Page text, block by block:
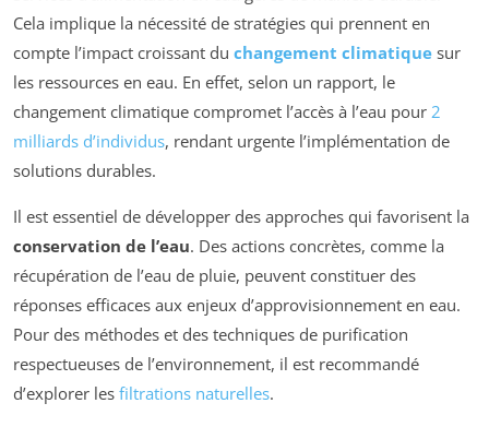
Cela implique la nécessité de stratégies qui prennent en
compte l’impact croissant du changement climatique sur
les ressources en eau. En effet, selon un rapport, le
changement climatique compromet l’accès à l’eau pour 2
milliards d’individus, rendant urgente l’implémentation de
solutions durables.
Il est essentiel de développer des approches qui favorisent la
conservation de l’eau. Des actions concrètes, comme la
récupération de l’eau de pluie, peuvent constituer des
réponses efficaces aux enjeux d’approvisionnement en eau.
Pour des méthodes et des techniques de purification
respectueuses de l’environnement, il est recommandé
d’explorer les filtrations naturelles.